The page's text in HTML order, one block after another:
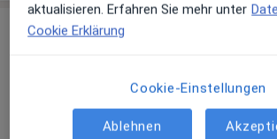
Praxis
Zu Google Maps
aktualisieren. Erfahren Sie mehr unter
Cookie Erklärung
Cookie-Einstellungen
Ablehnen